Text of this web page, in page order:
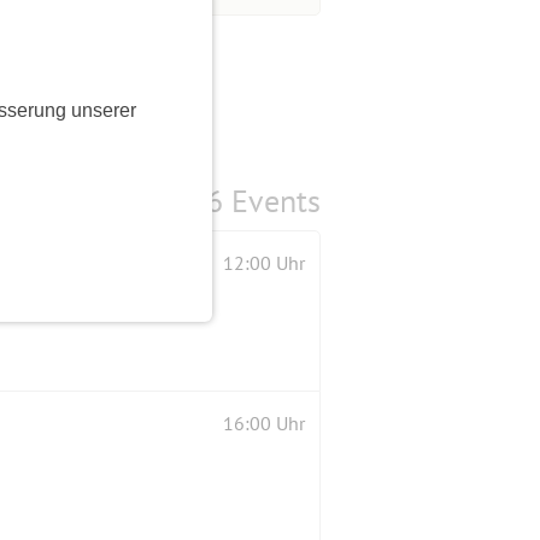
unserer
6 Events
12:00 Uhr
16:00 Uhr